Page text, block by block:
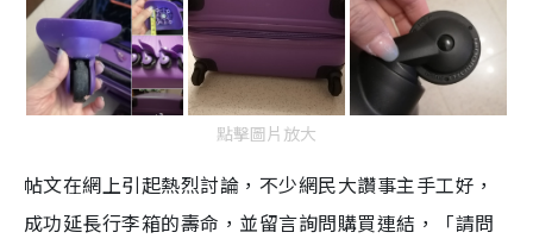
點擊圖片放大
帖文在網上引起熱烈討論，不少網民大讚事主手工好，
成功延長行李箱的壽命，並留言詢問購買連結，「請問